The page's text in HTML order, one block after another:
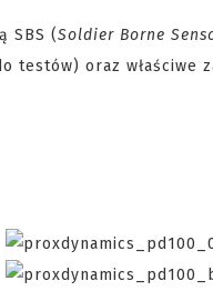
SBS (Soldier Borne
testów) oraz